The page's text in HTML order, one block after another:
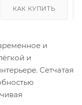
КАК КУПИТЬ
и
и
Сетчатая